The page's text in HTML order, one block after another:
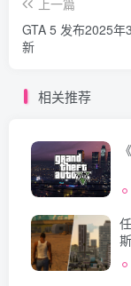
GTA 5 发布2025年
新
相关推荐